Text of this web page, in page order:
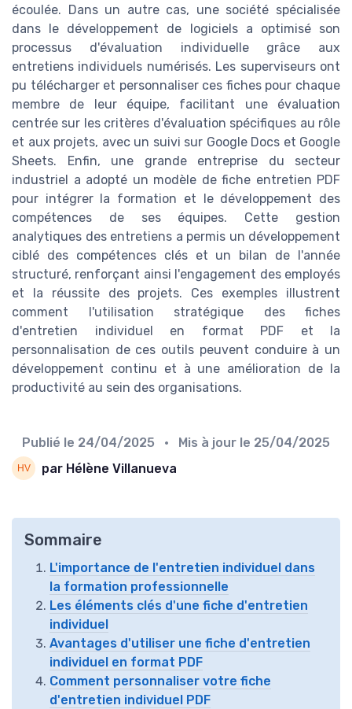
écoulée. Dans un autre cas, une société spécialisée
dans le développement de logiciels a optimisé son
processus d'évaluation individuelle grâce aux
entretiens individuels numérisés. Les superviseurs ont
pu télécharger et personnaliser ces fiches pour chaque
membre de leur équipe, facilitant une évaluation
centrée sur les critères d'évaluation spécifiques au rôle
et aux projets, avec un suivi sur Google Docs et Google
Sheets. Enfin, une grande entreprise du secteur
industriel a adopté un modèle de fiche entretien PDF
pour intégrer la formation et le développement des
compétences de ses équipes. Cette gestion
analytiques des entretiens a permis un développement
ciblé des compétences clés et un bilan de l'année
structuré, renforçant ainsi l'engagement des employés
et la réussite des projets. Ces exemples illustrent
comment l'utilisation stratégique des fiches
d'entretien individuel en format PDF et la
personnalisation de ces outils peuvent conduire à un
développement continu et à une amélioration de la
productivité au sein des organisations.
Publié le 24/04/2025 • Mis à jour le 25/04/2025
par Hélène Villanueva
Sommaire
L'importance de l'entretien individuel dans
la formation professionnelle
Les éléments clés d'une fiche d'entretien
individuel
Avantages d'utiliser une fiche d'entretien
individuel en format PDF
Comment personnaliser votre fiche
d'entretien individuel PDF